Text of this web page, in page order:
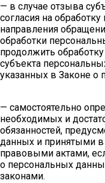
— в случае отзыва
согласия на
направления
обработки
продолжить
субъекта
указанных в Законе о
— самостоятельно
необходимых и
обязанностей,
данных и принятыми
правовыми актами,
о персональных
законами.